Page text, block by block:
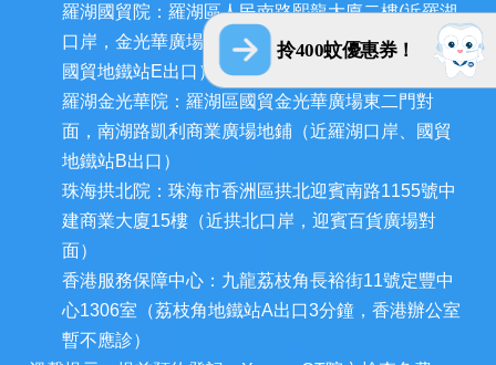
拎400蚊優惠券！
羅湖國貿院：羅湖區人民南路熙龍大廈二樓(近羅湖
口岸，金光華廣場西門和深圳發展中心大廈對面，
國貿地鐵站E出口）
羅湖金光華院：羅湖區國貿金光華廣場東二門對
面，南湖路凱利商業廣場地鋪（近羅湖口岸、國貿
地鐵站B出口）
珠海拱北院：珠海市香洲區拱北迎賓南路1155號中
建商業大廈15樓（近拱北口岸，迎賓百貨廣場對
面）
香港服務保障中心：九龍荔枝角長裕街11號定豐中
心1306室（荔枝角地鐵站A出口3分鐘，香港辦公室
暫不應診）